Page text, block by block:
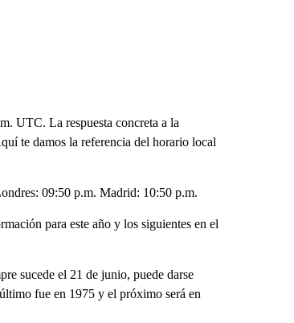
UTC. La respuesta concreta a la
te damos la referencia del horario local
09:50 p.m. Madrid: 10:50 p.m.
para este año y los siguientes en el
sucede el 21 de junio, puede darse
fue en 1975 y el próximo será en